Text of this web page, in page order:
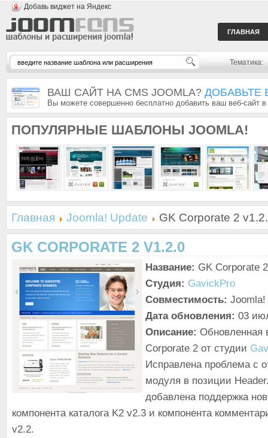
Добавь виджет на Яндекс
ГЛАВНАЯ
Тематика:
ВАШ САЙТ НА CMS JOOMLA? ДОБАВЬТЕ
Вы можете совершенно бесплатно добавить ваш веб-сайт
ПОПУЛЯРНЫЕ ШАБЛОНЫ JOOMLA!
Главная Joomla! Update GK Corporate 2
GK CORPORATE 2 V1.2.0
Название: GK Corporate
Студия: GavickPro
Совместимость:
Дата обновления: 03
Описание: Обновленная
Corporate 2 от студии
Исправлена проблема с
модуля в позиции
добавлена поддержка
компонента каталога K2 v2.3 и компонента
v2.2.